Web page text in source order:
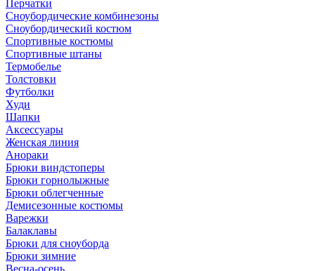
Перчатки
Сноубордические комбинезоны
Сноубордический костюм
Спортивные костюмы
Спортивные штаны
Термобелье
Толстовки
Футболки
Худи
Шапки
Аксессуары
Женская линия
Анораки
Брюки виндстоперы
Брюки горнолыжные
Брюки облегченные
Демисезонные костюмы
Варежки
Балаклавы
Брюки для сноуборда
Брюки зимние
Весна-осень